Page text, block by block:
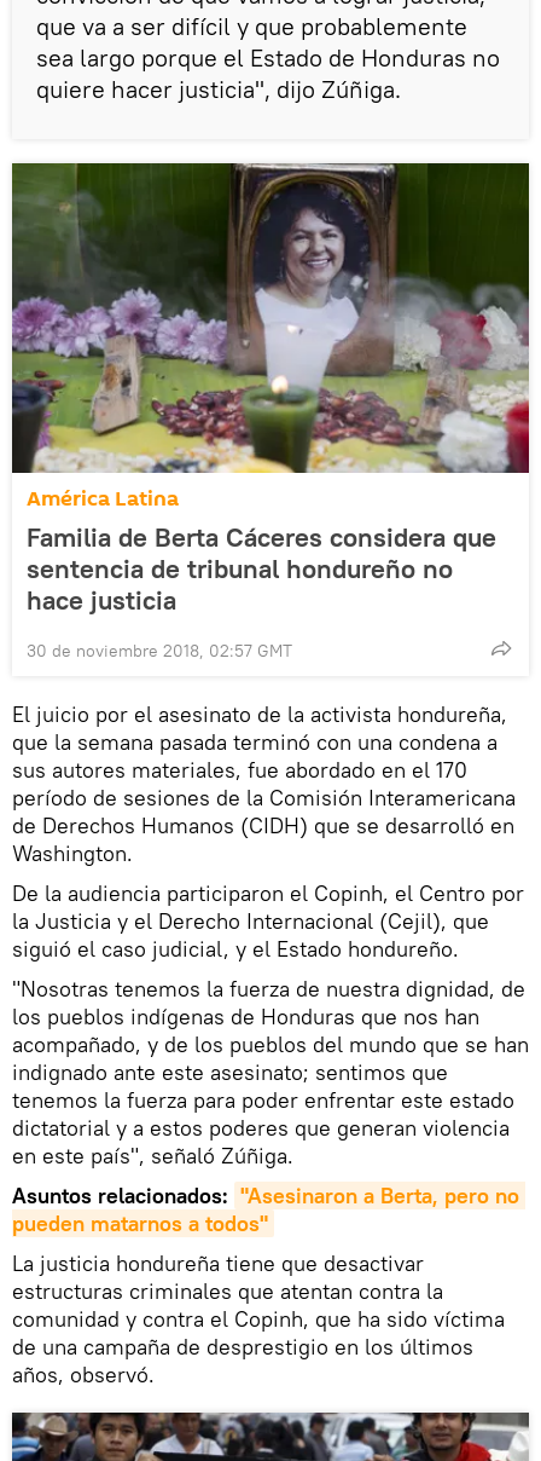
que va a ser difícil y que probablemente
sea largo porque el Estado de Honduras no
quiere hacer justicia", dijo Zúñiga.
América Latina
Familia de Berta Cáceres considera que
sentencia de tribunal hondureño no
hace justicia
30 de noviembre 2018, 02:57 GMT
El juicio por el asesinato de la activista hondureña,
que la semana pasada terminó con una condena a
sus autores materiales, fue abordado en el 170
período de sesiones de la Comisión Interamericana
de Derechos Humanos (CIDH) que se desarrolló en
Washington.
De la audiencia participaron el Copinh, el Centro por
la Justicia y el Derecho Internacional (Cejil), que
siguió el caso judicial, y el Estado hondureño.
"Nosotras tenemos la fuerza de nuestra dignidad, de
los pueblos indígenas de Honduras que nos han
acompañado, y de los pueblos del mundo que se han
indignado ante este asesinato; sentimos que
tenemos la fuerza para poder enfrentar este estado
dictatorial y a estos poderes que generan violencia
en este país", señaló Zúñiga.
Asuntos relacionados: "Asesinaron a Berta, pero no
pueden matarnos a todos"
La justicia hondureña tiene que desactivar
estructuras criminales que atentan contra la
comunidad y contra el Copinh, que ha sido víctima
de una campaña de desprestigio en los últimos
años, observó.